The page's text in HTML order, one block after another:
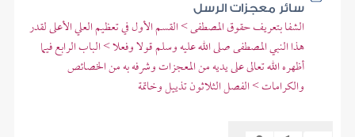
سائر معجزات الرسل
الشفا بتعريف حقوق المصطفى > القسم الأول في تعظيم العلي الأعلى لقدر
هذا النبي المصطفى صلى الله عليه وسلم قولا وفعلا > الباب الرابع فيما
أظهره الله تعالى على يديه من المعجزات وشرفه به من الخصائص
والكرامات > الفصل الثلاثون تذييل وخاتمة